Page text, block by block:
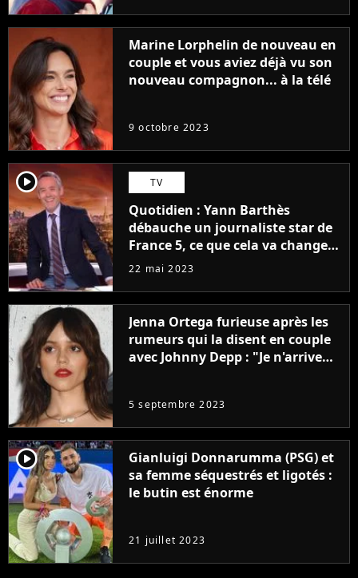
Marine Lorphelin de nouveau en
couple et vous aviez déjà vu son
nouveau compagnon... à la télé
9 octobre 2023
player2 TV
Quotidien : Yann Barthès
débauche un journaliste star de
France 5, ce que cela va changer
à la rentrée
22 mai 2023
Jenna Ortega furieuse après les
rumeurs qui la disent en couple
avec Johnny Depp : "Je n'arrive
5 septembre 2023
player2
Gianluigi Donnarumma (PSG) et
sa femme séquestrés et ligotés :
le butin est énorme
21 juillet 2023